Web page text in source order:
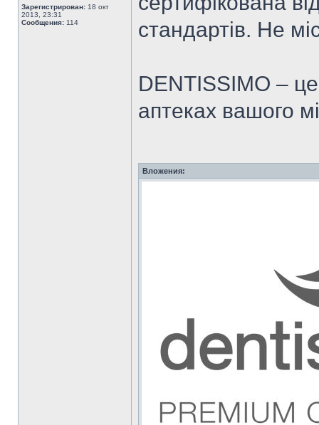
Зарегистрирован: 18 окт
2013, 23:31
Сообщения: 114
стандартів. Не
DENTISSIMO –
аптеках вашого
Вложения: